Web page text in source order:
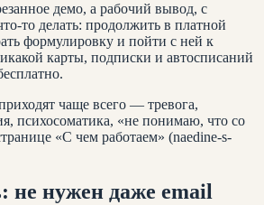
демо, а рабочий вывод, с
то делать: продолжить в платной
формулировку и пойти с ней к
карты, подписки и автосписаний
чаще всего — тревога,
психосоматика, «не понимаю, что со
«С чем работаем» (naedine-s-
не нужен даже email